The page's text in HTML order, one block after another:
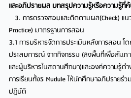
และอภิปรายผล บทสรุปความรู้หรือความรู้
3. การตรวจสอบและติดตามผล(Check) แ
Practice) มาตรฐานการสอน
3.1 การบริหารจัดการประเมินหลังการสอน โด
ประสบการณ์ จากกิจกรรม (ลงพื้นที่เพื่อสัมภ
และผู้บริหารในสถานศึกษา)และองค์ความรู้ต่า
การเรียนทั้ง5 Mudule ให้นักศึกษาอภิปรายร่ว
ปฎิบัติ